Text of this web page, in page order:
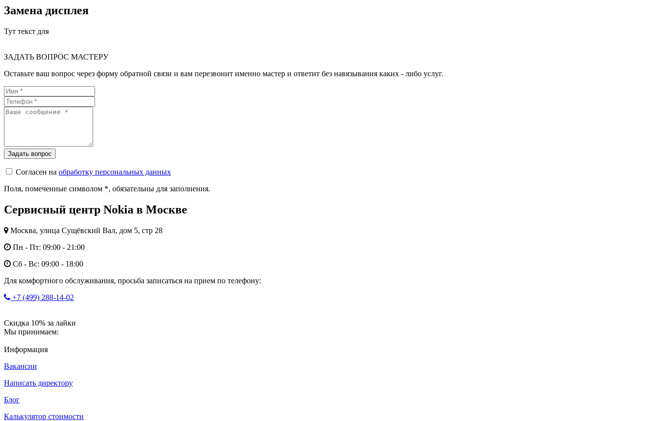
Замена дисплея
Тут текст для
ЗАДАТЬ ВОПРОС МАСТЕРУ
Оставьте ваш вопрос через форму обратной связи и вам перезвонит именно мастер и ответит без навязывания каких - либо услуг.
Согласен на обработку персональных данных
Поля, помеченные символом *, обязательны для заполнения.
Сервисный центр Nokia в Москве
Москва, улица Сущёвский Вал, дом 5, стр 28
Пн - Пт: 09:00 - 21:00
Сб - Вс: 09:00 - 18:00
Для комфортного обслуживания, просьба записаться на прием по телефону:
+7 (499) 288-14-02
Скидка 10% за лайки
Мы принимаем:
Информация
Вакансии
Написать директору
Блог
Калькулятор стоимости